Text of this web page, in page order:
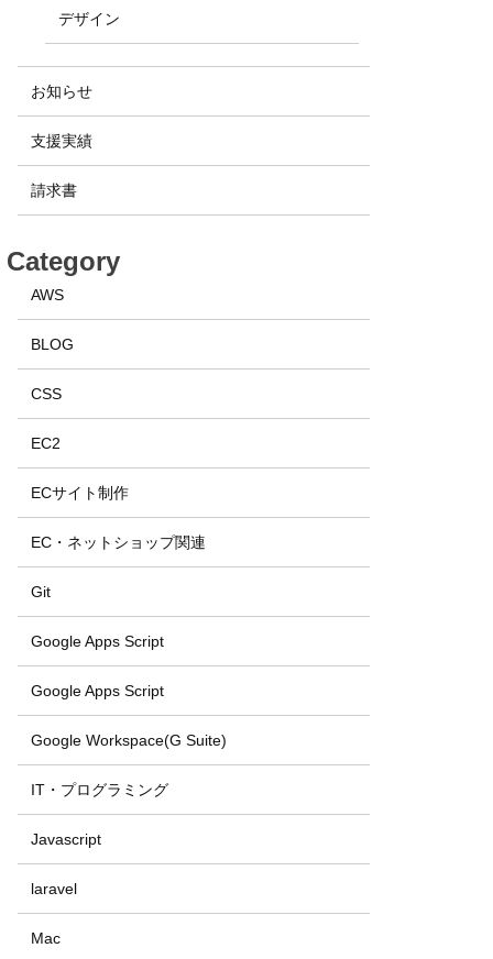
デザイン
お知らせ
支援実績
請求書
Category
AWS
BLOG
CSS
EC2
ECサイト制作
EC・ネットショップ関連
Git
Google Apps Script
Google Apps Script
Google Workspace(G Suite)
IT・プログラミング
Javascript
laravel
Mac